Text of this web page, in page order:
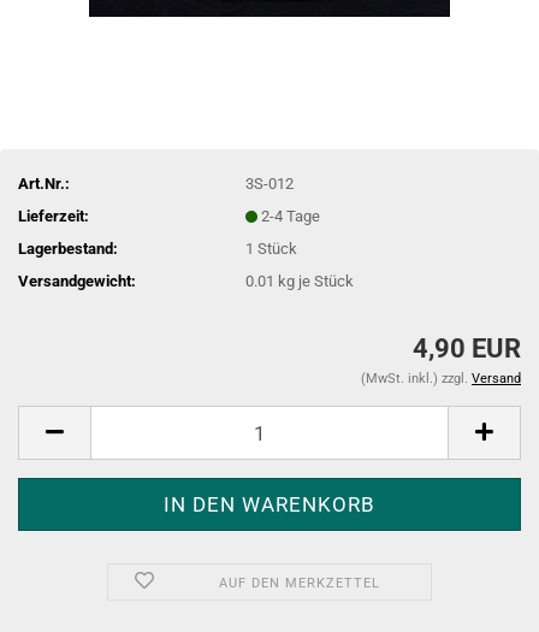
Art.Nr.:
3S-012
Lieferzeit:
2-4 Tage
Lagerbestand:
1Stück
Versandgewicht:
0.01 kg je Stück
4,90 EUR
(MwSt. inkl.) zzgl. Versand
AUF DEN MERKZETTEL